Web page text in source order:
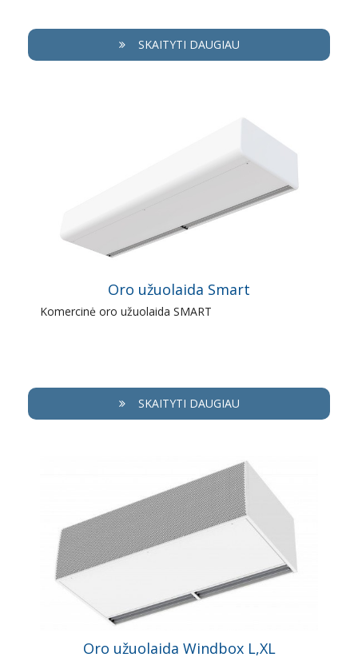
SKAITYTI DAUGIAU
Oro užuolaida Smart
Komercinė oro užuolaida SMART
SKAITYTI DAUGIAU
Oro užuolaida Windbox L,XL